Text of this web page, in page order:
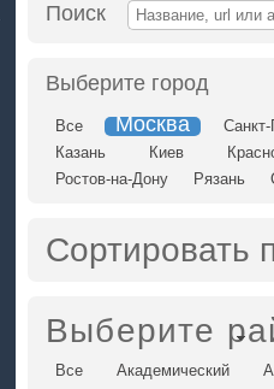
Поиск
Выберите город
Все Москва
Санкт-
Казань
Киев
Ростов-на-Дону
Рязань
Сортировать
Выберите
Все Академический